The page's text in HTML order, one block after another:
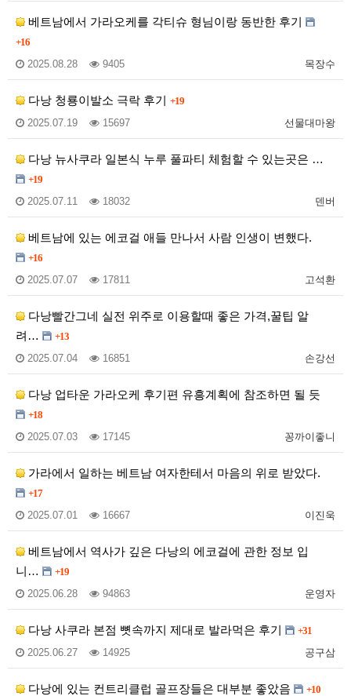
베트남에서 가라오케를 각티슈 형님이랑 동반한 후기
+16
목장수
2025.08.28 9405
다낭 청룡이발소 극락 후기 +19
선물대마왕
2025.07.19 15697
다낭 뉴사쿠라 일본식 누루 풀파티 체험할 수 있는곳은 …
+19
덴버
2025.07.11 18032
베트남에 있는 에코걸 애들 만나서 사람 인생이 변했다.
+16
고석환
2025.07.07 17811
다낭빨간그네 실전 위주로 이용할때 좋은 가격,꿀팁 알
려…
+13
손강선
2025.07.04 16851
다낭 업타운 가라오케 후기편 유흥계획에 참조하면 될 듯
+18
꽁까이좋니
2025.07.03 17145
가라에서 일하는 베트남 여자한테서 마음의 위로 받았다.
+17
이진욱
2025.07.01 16667
베트남에서 역사가 깊은 다낭의 에코걸에 관한 정보 입
니…
+19
운영자
2025.06.28 94863
다낭 사쿠라 본점 뼛속까지 제대로 발라먹은 후기 +31
공구삼
2025.06.27 14925
다낭에 있는 컨트리클럽 골프장들은 대부분 좋았음 +10